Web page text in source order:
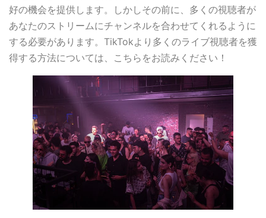
好の機会を提供します。しかしその前に、多くの視聴者が
あなたのストリームにチャンネルを合わせてくれるように
する必要があります。TikTokより多くのライブ視聴者を獲
得する方法については、こちらをお読みください！